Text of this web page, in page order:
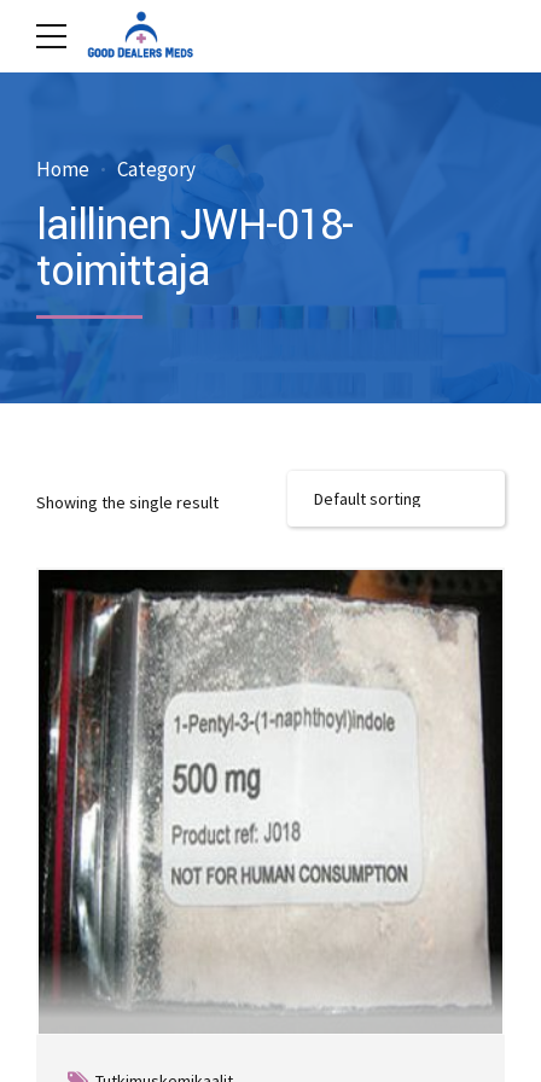
Home Category
laillinen JWH-018-
toimittaja
Showing the single result